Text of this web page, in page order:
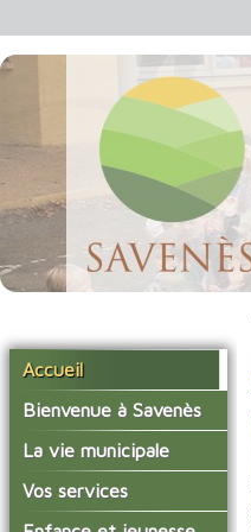
Accueil
Bienvenue à Savenès
Situer Savenès
Savenès en chiffre
L'histoire du village
La vie municipale
Vos élus
Les compte-rendus du
Vos services
La mairie